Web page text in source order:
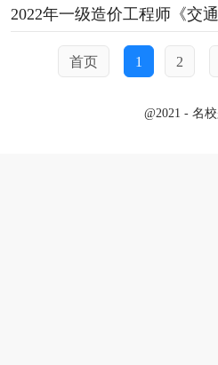
2022年一级造价工程师《交
首页 1 2
@2021 - 名